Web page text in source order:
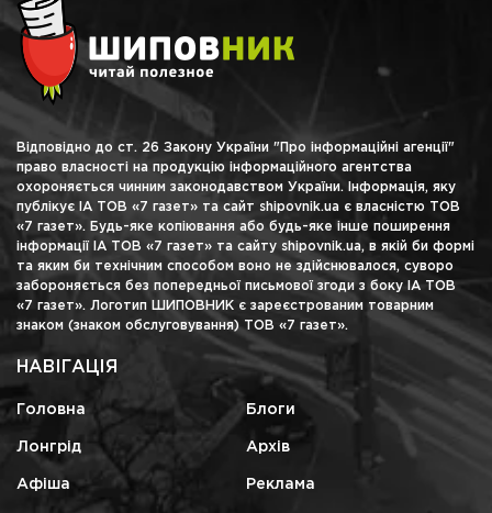
Відповідно до ст. 26 Закону України "Про інформаційні агенції"
право власності на продукцію інформаційного агентства
охороняється чинним законодавством України. Інформація, яку
публікує ІА ТОВ «7 газет» та сайт shipovnik.ua є власністю ТОВ
«7 газет». Будь-яке копіювання або будь-яке інше поширення
інформації ІА ТОВ «7 газет» та сайту shipovnik.ua, в якій би формі
та яким би технічним способом воно не здійснювалося, суворо
забороняється без попередньої письмової згоди з боку ІА ТОВ
«7 газет». Логотип ШИПОВНИК є зареєстрованим товарним
знаком (знаком обслуговування) ТОВ «7 газет».
НАВІГАЦІЯ
Головна Блоги
Лонгрід Архів
Афіша Реклама